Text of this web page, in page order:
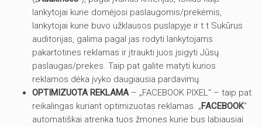
lankytojai kurie domėjosi paslaugomis/prekėmis,
lankytojai kurie buvo užklausos puslapyje ir t.t Sukūrus
auditorijas, galima pagal jas rodyti lankytojams
pakartotines reklamas ir įtraukti juos įsigyti Jūsų
paslaugas/prekes. Taip pat galite matyti kurios
reklamos dėka įvyko daugiausia pardavimų.
OPTIMIZUOTA REKLAMA– „FACEBOOK PIXEL“ – taip pat
reikalingas kuriant optimizuotas reklamas. „FACEBOOK“
automatiškai atrenka tuos žmones kurie bus labiausiai